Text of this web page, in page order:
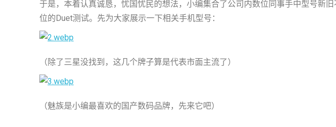
于是，本着认真诚恳，忧国忧民的想法，小编集合了公司内数位同事手中型号新
位的Duet测试。先为大家展示一下相关手机型号：
（除了三星没找到，这几个牌子算是代表市面主流了）
（魅族是小编最喜欢的国产数码品牌，先来它吧）